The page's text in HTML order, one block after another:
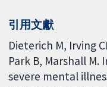
引用文獻
Dieterich M, Irving
Park B, Marshall
severe mental